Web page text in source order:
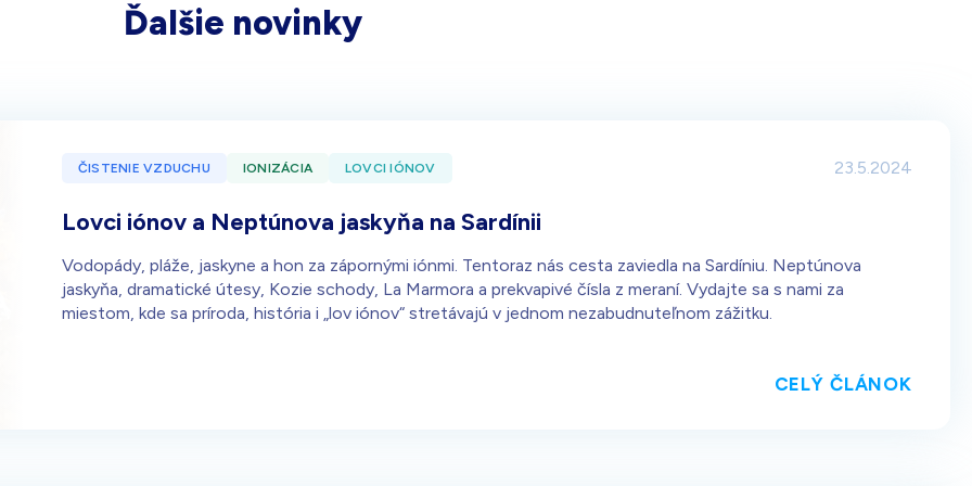
Ďalšie novinky
ČISTENIE VZDUCHU IONIZÁCIA LOVCI IÓNOV 23.5.2024
Lovci iónov a Neptúnova jaskyňa na Sardínii
Vodopády, pláže, jaskyne a hon za zápornými iónmi. Tentoraz nás cesta zaviedla na Sardíniu. Neptúnova
jaskyňa, dramatické útesy, Kozie schody, La Marmora a prekvapivé čísla z meraní. Vydajte sa s nami za
miestom, kde sa príroda, história i „lov iónov“ stretávajú v jednom nezabudnuteľnom zážitku.
CELÝ ČLÁNOK